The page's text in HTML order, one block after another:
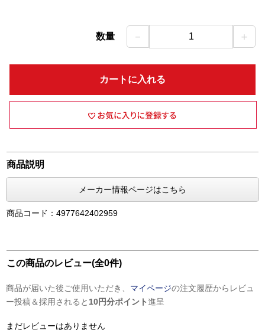
数量 － 1 ＋
カートに入れる
商品説明
メーカー情報ページはこちら
商品コード：4977642402959
この商品のレビュー(全0件)
商品が届いた後ご使用いただき、 マイページの注文履歴からレビュ
ー投稿＆採用されると 10円分ポイント進呈
まだレビューはありません